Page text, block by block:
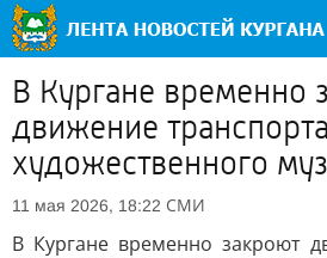
В Кургане временно
движение
художественного
11 мая 2026, 18:22 СМИ
В Кургане временно закроют